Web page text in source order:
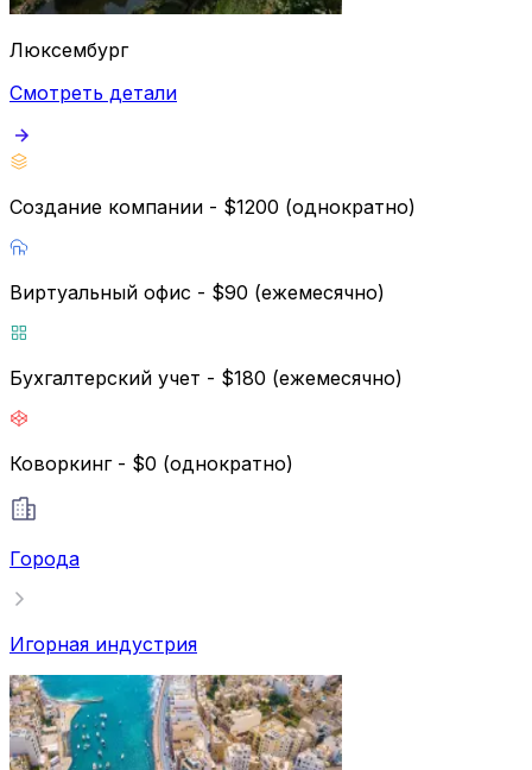
Люксембург
Смотреть детали
Создание компании - $1200 (однократно)
Виртуальный офис - $90 (ежемесячно)
Бухгалтерский учет - $180 (ежемесячно)
Коворкинг - $0 (однократно)
Города
Игорная индустрия